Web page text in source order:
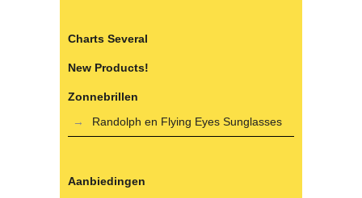
Charts Several
New Products!
Zonnebrillen
Randolph en Flying Eyes Sunglasses
Aanbiedingen